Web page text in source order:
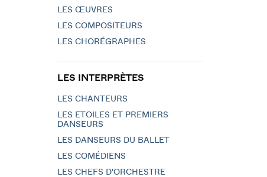
LES ŒUVRES
LES COMPOSITEURS
LES CHORÉGRAPHES
LES INTERPRÈTES
LES CHANTEURS
LES ETOILES ET PREMIERS
DANSEURS
LES DANSEURS DU BALLET
LES COMÉDIENS
LES CHEFS D'ORCHESTRE